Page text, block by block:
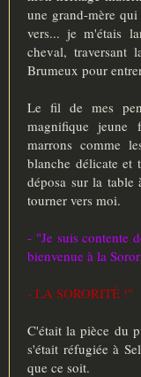
une grand-mère
vers... je m'étais
cheval, traversant
Brumeux pour
Le fil de mes
magnifique jeune
marrons comme
blanche délicate et
déposa sur la table
tourner vers moi.
- "Je suis contente
bienvenue à la
- LA SORORITÉ !"
C'était la pièce du
s'était réfugiée à
que ce soit.